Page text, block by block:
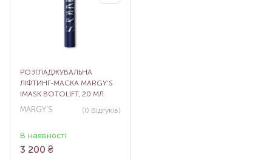
РОЗГЛАДЖУВАЛЬНА
ЛІФТИНГ-МАСКА MARGY’S
IMASK BOTOLIFT, 20 МЛ
MARGY'S (0 Відгуків)
В наявності
3 200 ₴